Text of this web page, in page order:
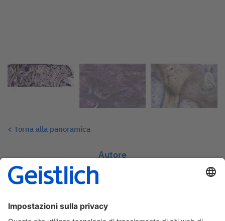
< Torna alla panoramica
Autore
Prof. Claudia Dellavia | Italia
and Dental Sciences
University of Milan